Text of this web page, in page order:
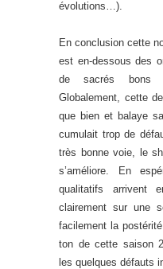
évolutions…).
En conclusion cette
est en-dessous des
de sacrés bons
Globalement, cette
que bien et balaye
cumulait trop de
très bonne voie, le
s’améliore. En
qualitatifs
clairement sur une
facilement la
ton de cette saison
les quelques défauts